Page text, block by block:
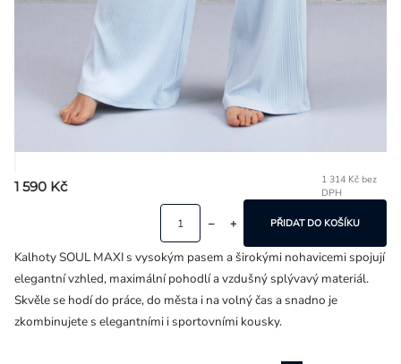
1 590 Kč
1 314 Kč bez
DPH
PŘIDAT DO KOŠÍKU
Kalhoty SOUL MAXI s vysokým pasem a širokými nohavicemi spojují
elegantní vzhled, maximální pohodlí a vzdušný splývavý materiál.
Skvěle se hodí do práce, do města i na volný čas a snadno je
zkombinujete s elegantními i sportovními kousky.